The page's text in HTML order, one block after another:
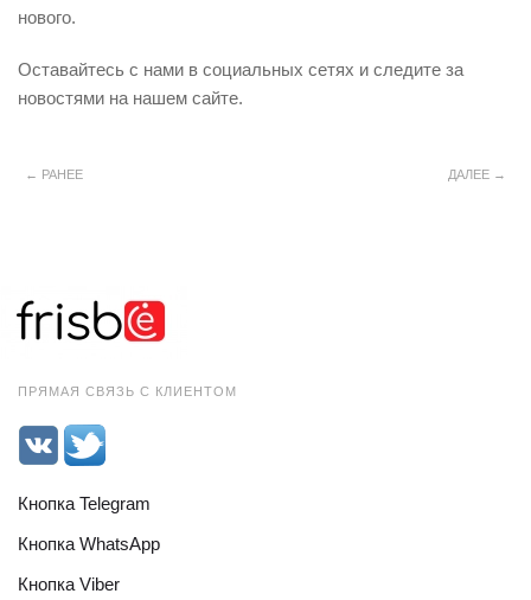
нового.
Оставайтесь с нами в социальных сетях и следите за
новостями на нашем сайте.
← РАНЕЕ ДАЛЕЕ →
ПРЯМАЯ СВЯЗЬ С КЛИЕНТОМ
Кнопка Telegram
Кнопка WhatsApp
Кнопка Viber